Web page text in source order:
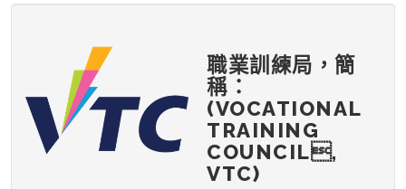
職業訓練局，簡
稱：
(VOCATIONAL
TRAINING
COUNCIL,
VTC)